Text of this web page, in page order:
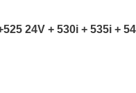
24V + 530i + 535i +